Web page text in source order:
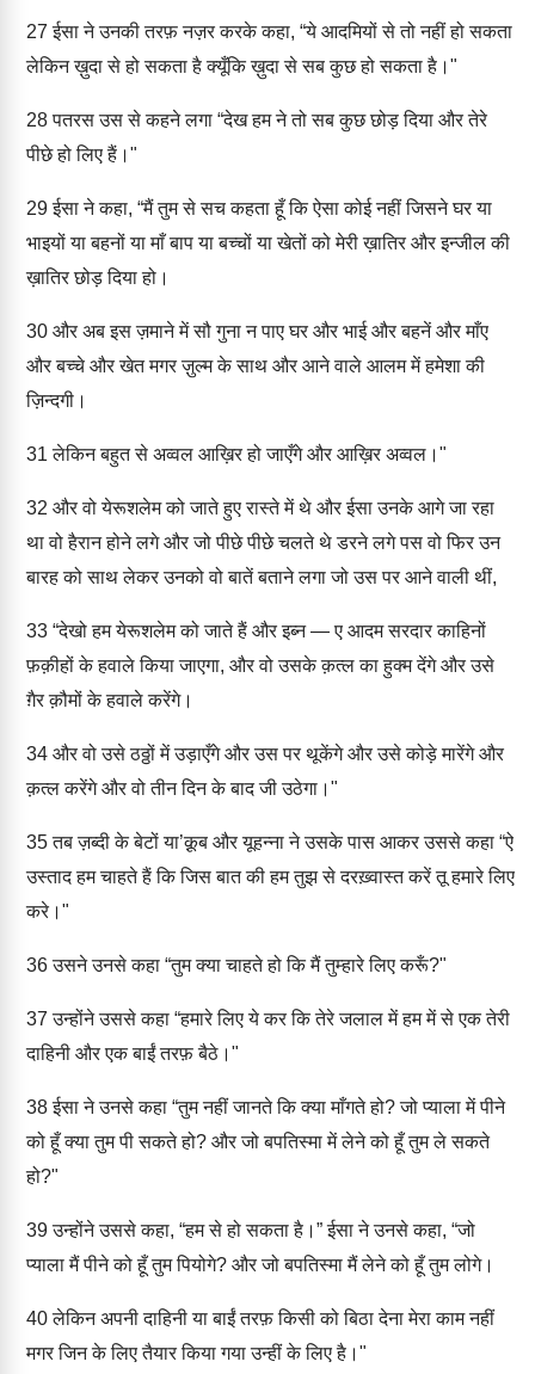
27 ईसा ने उनकी तरफ़ नज़र करके कहा, “ये आदमियों से तो नहीं हो सकता
लेकिन ख़ुदा से हो सकता है क्यूँकि ख़ुदा से सब कुछ हो सकता है।"
28पतरस उस से कहने लगा “देख हम ने तो सब कुछ छोड़ दिया और तेरे
पीछे हो लिए हैं।"
29ईसा ने कहा, “मैं तुम से सच कहता हूँ कि ऐसा कोई नहीं जिसने घर या
भाइयों या बहनों या माँ बाप या बच्चों या खेतों को मेरी ख़ातिर और इन्जील की
ख़ातिर छोड़ दिया हो।
30 और अब इस ज़माने में सौ गुना न पाए घर और भाई और बहनें और माँए
और बच्चे और खेत मगर ज़ुल्म के साथ और आने वाले आलम में हमेशा की
ज़िन्दगी।
31 लेकिन बहुत से अव्वल आख़िर हो जाएँगे और आख़िर अव्वल।"
32 और वो येरूशलेम को जाते हुए रास्ते में थे और ईसा उनके आगे जा रहा
था वो हैरान होने लगे और जो पीछे पीछे चलते थे डरने लगे पस वो फिर उन
बारह को साथ लेकर उनको वो बातें बताने लगा जो उस पर आने वाली थीं,
33 “देखो हम येरूशलेम को जाते हैं और इब्न — ए आदम सरदार काहिनों
फ़क़ीहों के हवाले किया जाएगा, और वो उसके क़त्ल का हुक्म देंगे और उसे
ग़ैर क़ौमों के हवाले करेंगे।
34 और वो उसे ठठ्ठों में उड़ाएँगे और उस पर थूकेंगे और उसे कोड़े मारेंगे और
क़त्ल करेंगे और वो तीन दिन के बाद जी उठेगा।"
35तब ज़ब्दी के बेटों या’क़ूब और यूहन्ना ने उसके पास आकर उससे कहा “ऐ
उस्ताद हम चाहते हैं कि जिस बात की हम तुझ से दरख़्वास्त करें तू हमारे लिए
करे।"
36उसने उनसे कहा “तुम क्या चाहते हो कि मैं तुम्हारे लिए करूँ?"
37 उन्होंने उससे कहा “हमारे लिए ये कर कि तेरे जलाल में हम में से एक तेरी
दाहिनी और एक बाईं तरफ़ बैठे।"
38ईसा ने उनसे कहा “तुम नहीं जानते कि क्या माँगते हो? जो प्याला में पीने
को हूँ क्या तुम पी सकते हो? और जो बपतिस्मा में लेने को हूँ तुम ले सकते
हो?"
39उन्होंने उससे कहा, “हम से हो सकता है।” ईसा ने उनसे कहा, “जो
प्याला मैं पीने को हूँ तुम पियोगे? और जो बपतिस्मा मैं लेने को हूँ तुम लोगे।
40लेकिन अपनी दाहिनी या बाईं तरफ़ किसी को बिठा देना मेरा काम नहीं
मगर जिन के लिए तैयार किया गया उन्हीं के लिए है।"